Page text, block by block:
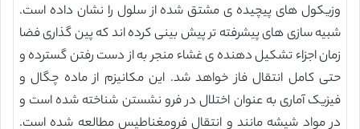
وزیکول های پیچیده ی مشتق شده از سلول را نشان داده است.
شبیه سازی های پیشرفته تر پیش بینی کرده اند که پین گذاری فضا
زمان اجزاء تشکیل دهنده ی غشاء منجر به از دست رفتن گسترده و
حتی کامل انتقال فاز خواهد شد. این مکانیزم از ماده چگال و
فیزیک آماری به عنوان اختلال در فرو نشستن شناخته شده است و
در مواد شیشه مانند و انتقال فرومغناطیس مطالعه شده است.